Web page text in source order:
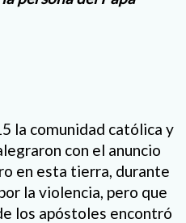
la comunidad católica y
con el anuncio
en esta tierra, durante
la violencia, pero que
los apóstoles encontró